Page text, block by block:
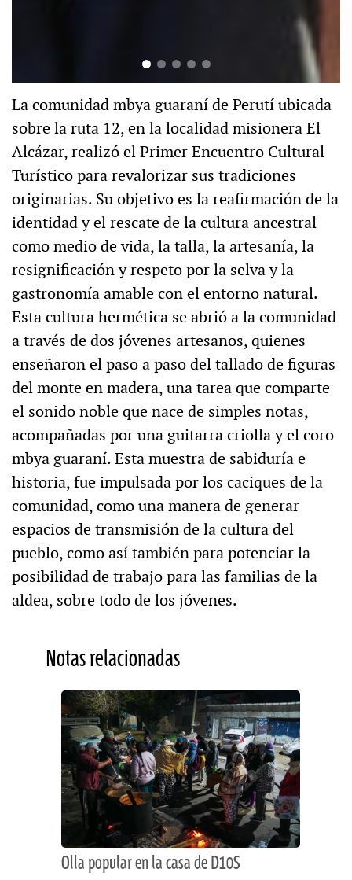
La comunidad mbya guaraní de Perutí ubicada
sobre la ruta 12, en la localidad misionera El
Alcázar, realizó el Primer Encuentro Cultural
Turístico para revalorizar sus tradiciones
originarias. Su objetivo es la reafirmación de la
identidad y el rescate de la cultura ancestral
como medio de vida, la talla, la artesanía, la
resignificación y respeto por la selva y la
gastronomía amable con el entorno natural.
Esta cultura hermética se abrió a la comunidad
a través de dos jóvenes artesanos, quienes
enseñaron el paso a paso del tallado de figuras
del monte en madera, una tarea que comparte
el sonido noble que nace de simples notas,
acompañadas por una guitarra criolla y el coro
mbya guaraní. Esta muestra de sabiduría e
historia, fue impulsada por los caciques de la
comunidad, como una manera de generar
espacios de transmisión de la cultura del
pueblo, como así también para potenciar la
posibilidad de trabajo para las familias de la
aldea, sobre todo de los jóvenes.
Notas relacionadas
Olla popular en la casa de D10S